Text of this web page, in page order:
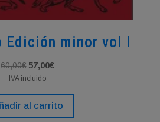
Edición minor vol I
60,00€ El
precio
original
era:
60,00€.
57,00€El
actual
es:
57,00€.
IVA incluido
al carrito